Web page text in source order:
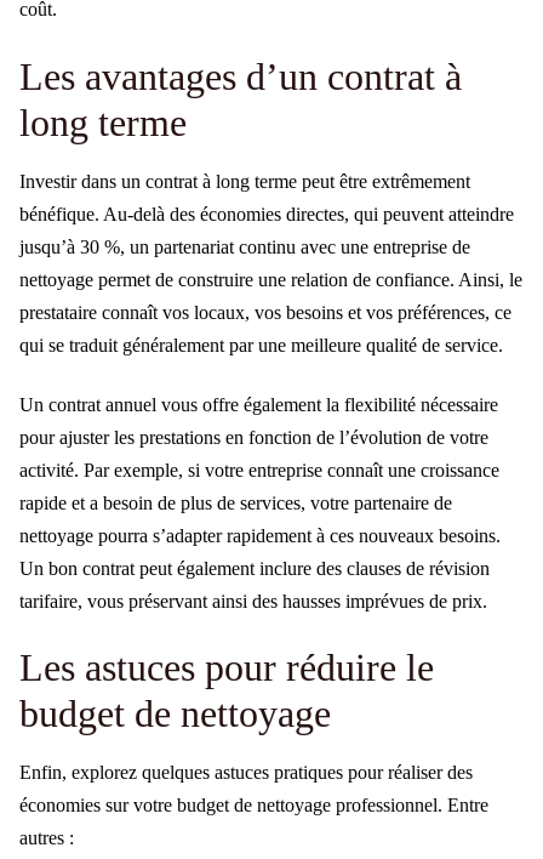
coût.
Les avantages d’un contrat à
long terme
Investir dans un contrat à long terme peut être extrêmement
bénéfique. Au-delà des économies directes, qui peuvent atteindre
jusqu’à 30 %, un partenariat continu avec une entreprise de
nettoyage permet de construire une relation de confiance. Ainsi, le
prestataire connaît vos locaux, vos besoins et vos préférences, ce
qui se traduit généralement par une meilleure qualité de service.
Un contrat annuel vous offre également la flexibilité nécessaire
pour ajuster les prestations en fonction de l’évolution de votre
activité. Par exemple, si votre entreprise connaît une croissance
rapide et a besoin de plus de services, votre partenaire de
nettoyage pourra s’adapter rapidement à ces nouveaux besoins.
Un bon contrat peut également inclure des clauses de révision
tarifaire, vous préservant ainsi des hausses imprévues de prix.
Les astuces pour réduire le
budget de nettoyage
Enfin, explorez quelques astuces pratiques pour réaliser des
économies sur votre budget de nettoyage professionnel. Entre
autres :